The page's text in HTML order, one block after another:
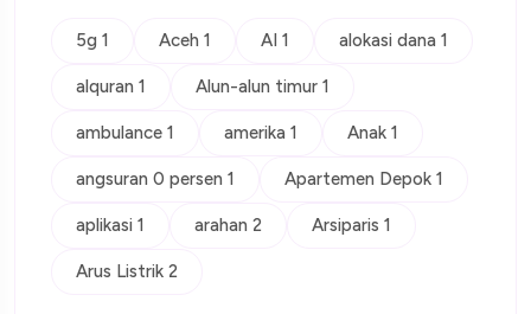
5g 1 Aceh 1 AI 1 alokasi dana 1
alquran 1 Alun-alun timur 1
ambulance 1 amerika 1 Anak 1
angsuran 0 persen 1 Apartemen Depok 1
aplikasi 1 arahan 2 Arsiparis 1
Arus Listrik 2